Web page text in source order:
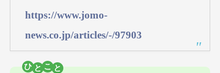
https://www.jomo-
news.co.jp/articles/-/97903
ひ こ